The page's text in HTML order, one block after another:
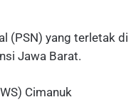
(PSN) yang terletak di
Jawa Barat.
Cimanuk